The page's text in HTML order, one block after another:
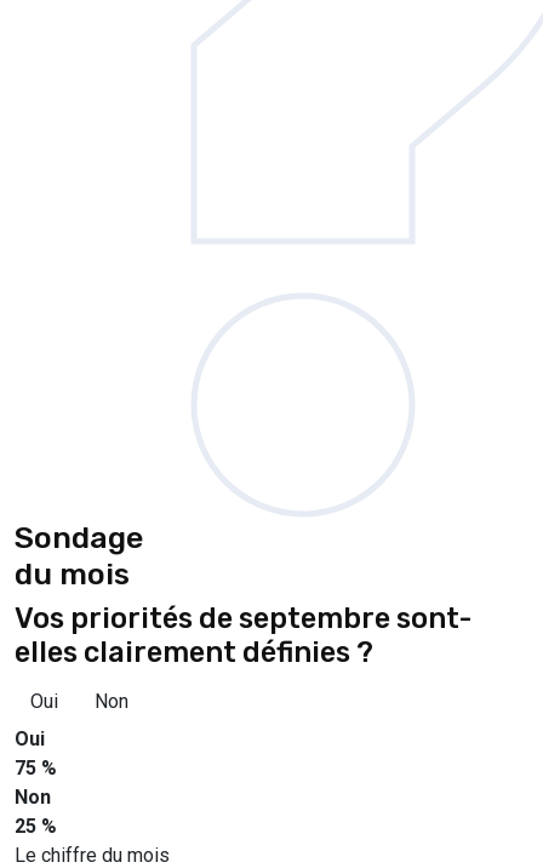
Sondage
du mois
Vos priorités de septembre sont-
elles clairement définies ?
Oui
Non
Oui
75 %
Non
25 %
Le chiffre du mois